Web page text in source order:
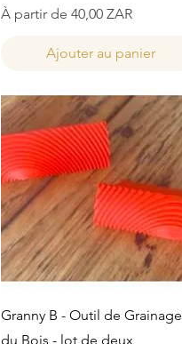
À partir de 40,00 ZAR
Prix promotionnel
Ajouter au panier
Aperçu rapide
Granny B - Outil de Grainage
du Bois - lot de deux